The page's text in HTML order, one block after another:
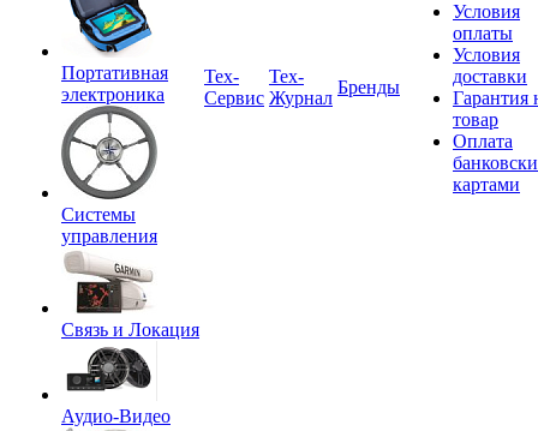
Портативная
электроника
Системы
управления
Связь и Локация
Аудио-Видео
Tex-
Сервис
Тех-
Журнал
Бренды
Условия
оплаты
Условия
доставки
Гарантия
товар
Оплата
картами